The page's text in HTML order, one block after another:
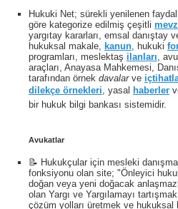
Hukuki Net; sürekli yenilenen
göre kategorize edilmiş çeşitli
yargıtay kararları, emsal danıştay
hukuksal makale, kanun , hukuki
programları, meslektaş ilanları ,
araçları, Anayasa Mahkemesi,
tarafından örnek davalarve
dilekçe örnekleri , yasal haberler
bir hukuk bilgi bankası sistemidir.
Avukatlar
📝 Hukukçular için mesleki
fonksiyonu olan site; "Önleyici
doğan veya yeni doğacak
olan Yargı ve Yargılamayı
çözüm yolları üretmek ve hukuksal